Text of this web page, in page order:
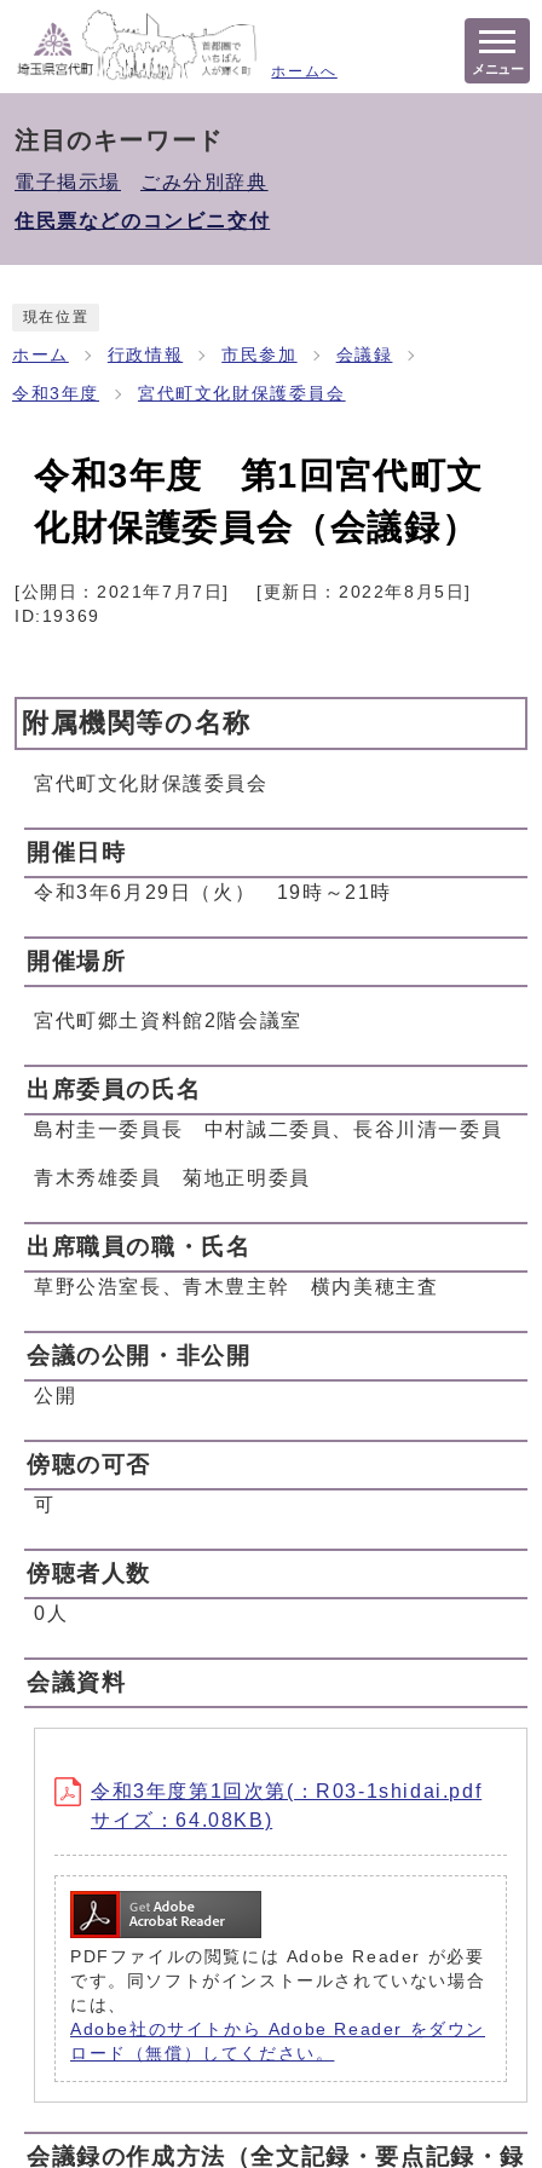
ホームへ メニュー
注目のキーワード
電子掲示場
ごみ分別辞典
住民票などのコンビニ交付
現在位置
ホーム 行政情報 市民参加 会議録
令和3年度 宮代町文化財保護委員会
令和3年度 第1回宮代町文
化財保護委員会（会議録）
[公開日： 2021年7月7日] [更新日：2022年8月5日]
ID:19369
附属機関等の名称
宮代町文化財保護委員会
開催日時
令和3年6月29日（火） 19時～21時
開催場所
宮代町郷土資料館2階会議室
出席委員の氏名
島村圭一委員長 中村誠二委員、長谷川清一委員
青木秀雄委員 菊地正明委員
出席職員の職・氏名
草野公浩室長、青木豊主幹 横内美穂主査
会議の公開・非公開
公開
傍聴の可否
可
傍聴者人数
0人
会議資料
令和3年度第1回次第(：R03-1shidai.pdf
サイズ：64.08KB)
PDFファイルの閲覧には Adobe Reader が必要
です。同ソフトがインストールされていない場合
には、
Adobe社のサイトから Adobe Reader をダウン
ロード（無償）してください。
会議録の作成方法（全文記録・要点記録・録